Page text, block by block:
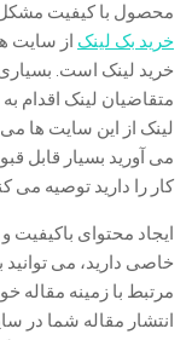
محصول با کیفیت
خرید بک لینک از سایت
خرید لینک است. بسیاری
متقاضیان لینک اقدام
لینک از این سایت ها
می آورید بسیار قابل
کار را دارید توصیه می
ایجاد محتوای باکیفیت
خاصی دارید، می
مرتبط با زمینه مقاله
انتشار مقاله شما در